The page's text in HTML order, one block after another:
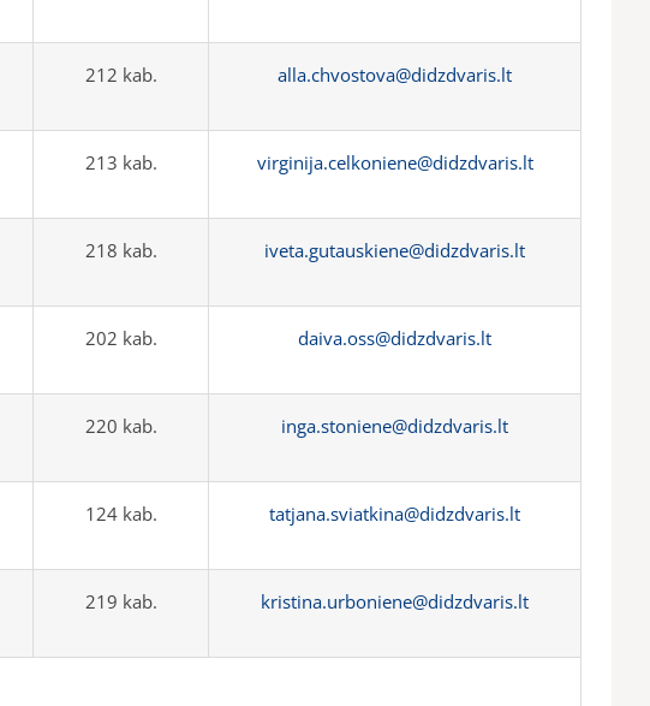
212 kab. alla.chvostova@didzdvaris.lt
213 kab. virginija.celkoniene@didzdvaris.lt
218 kab. iveta.gutauskiene@didzdvaris.lt
202 kab. daiva.oss@didzdvaris.lt
220 kab. inga.stoniene@didzdvaris.lt
124 kab. tatjana.sviatkina@didzdvaris.lt
219 kab. kristina.urboniene@didzdvaris.lt